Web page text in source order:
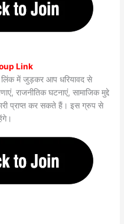
Link
में जुड़कर आप धरियावद से
राजनीतिक घटनाएं, सामाजिक मुद्दे
प्राप्त कर सकते हैं। इस ग्रुप से